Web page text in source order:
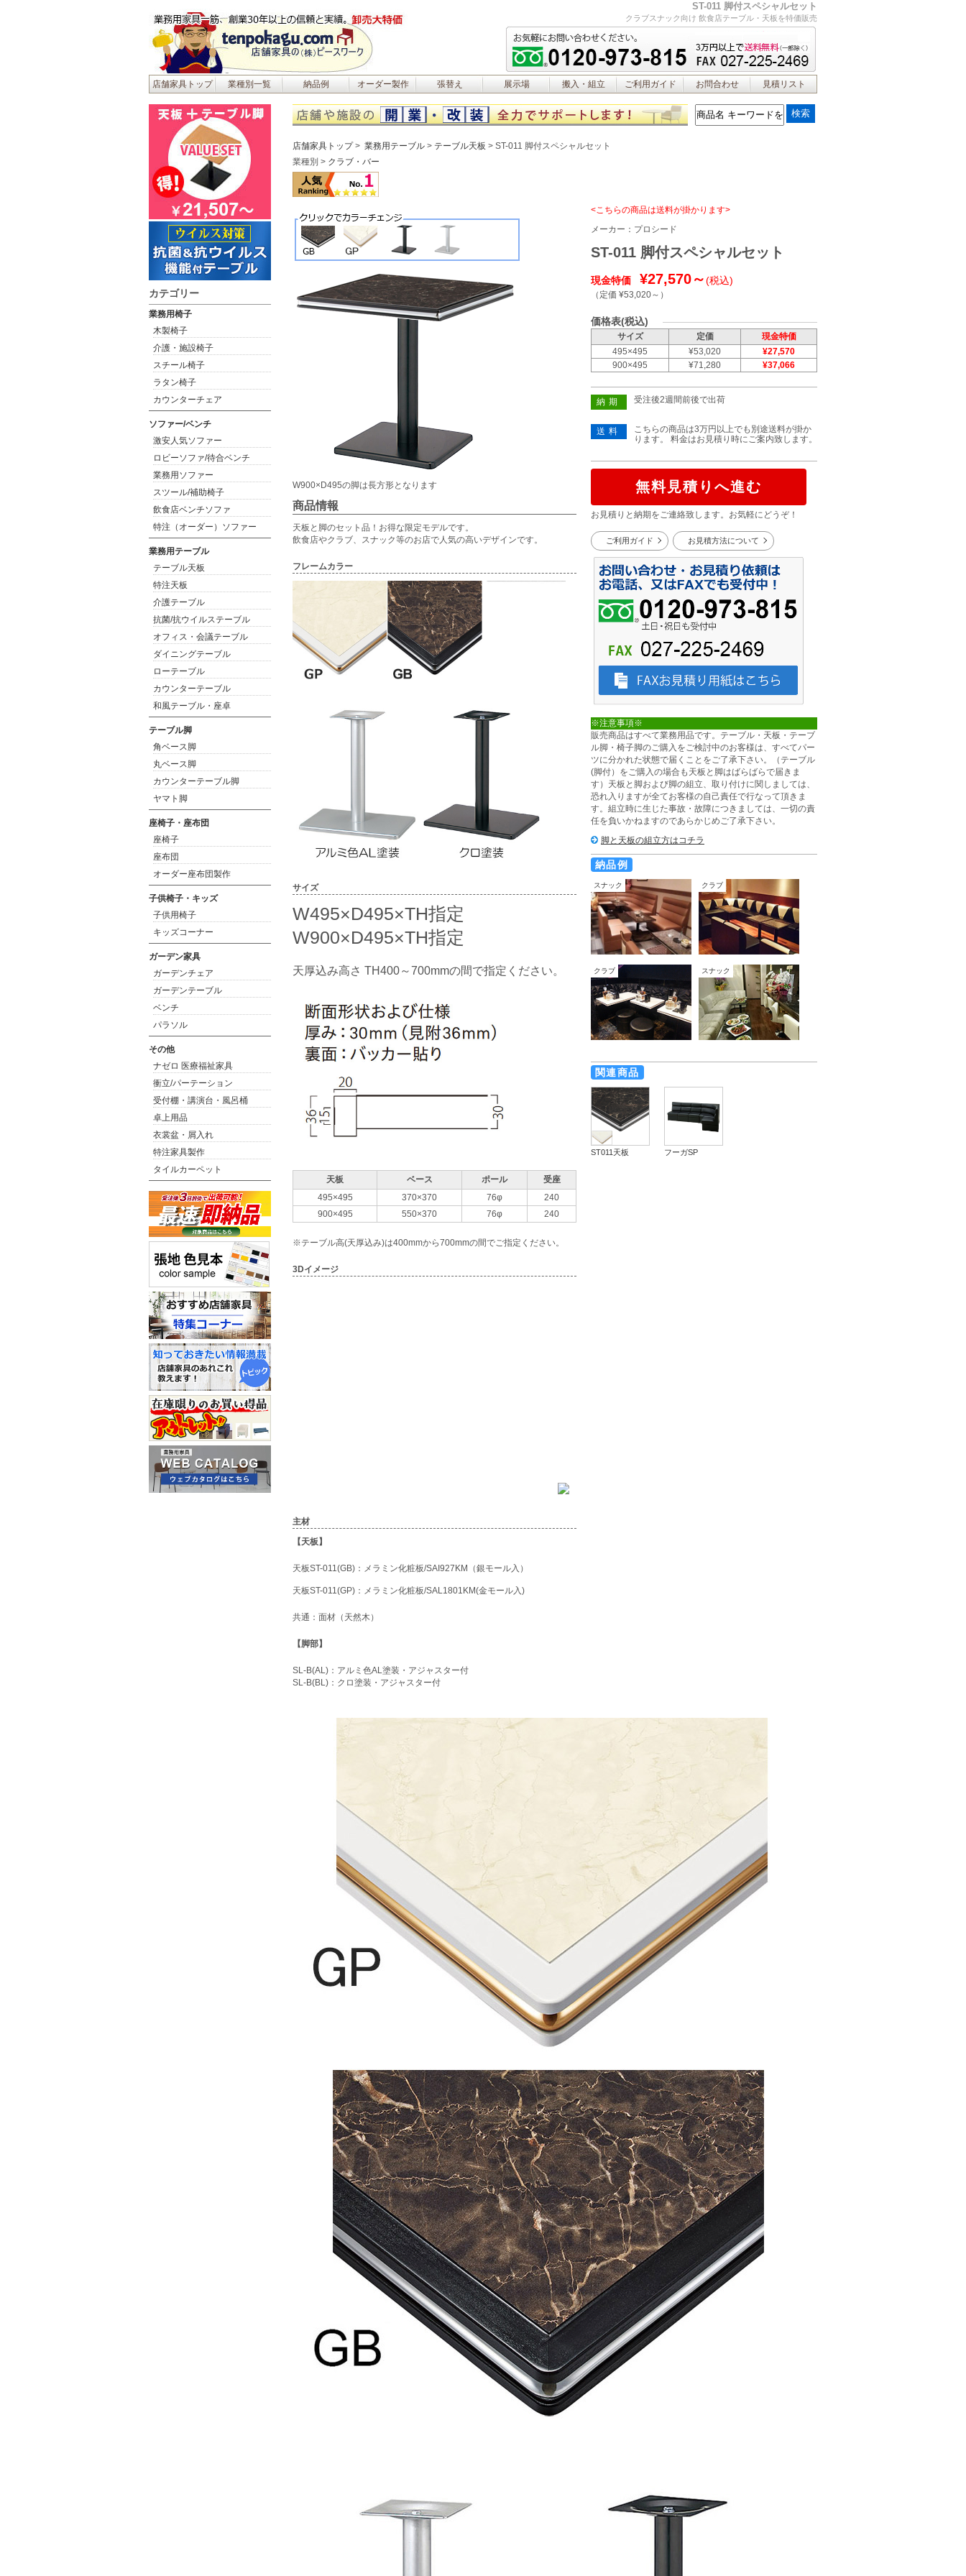
ST-011 脚付スペシャルセット
クラブスナック向け 飲食店テーブル・天板を特価販売
店舗家具トップ 業種別一覧 納品例 オーダー製作 張替え 展示場 搬入・組立 ご利用ガイド お問合わせ 見積リスト
店舗家具トップ 業務用テーブル テーブル天板
ST-011 脚付スペシャルセット
業種別
クラブ・バー
W900×D495の脚は長方形となります
商品情報
天板と脚のセット品！お得な限定モデルです。
飲食店やクラブ、スナック等のお店で人気の高いデザインです。
フレームカラー
サイズ
W495×D495×TH指定
W900×D495×TH指定
天厚込み高さ TH400～700mmの間で指定ください。
天板 ベース ポール
受座
495×495
370×370 76φ
240
900×495
550×370 76φ 240
※テーブル高(天厚込み)は400mmから700mmの間でご指定ください。
3Dイメージ
主材
【天板】
天板ST-011(GB) ：メラミン化粧板/SAI927KM（銀モール入）
天板ST-011(GP) ：メラミン化粧板/SAL1801KM(金モール入)
共通：面材（天然木）
【脚部】
SL-B(AL)：アルミ色AL塗装・アジャスター付
SL-B(BL)：クロ塗装・アジャスター付
<こちらの商品は送料が掛かります>
メーカー： プロシード
ST-011 脚付スペシャルセット
現金特価 ¥27,570～(税込)
（定価 ¥53,020～ ）
価格表(税込)
サイズ 定価
現金特価
495×495
¥53,020
¥27,570
900×495
¥71,280 ¥37,066
納期 受注後2週間前後で出荷
送料
こちらの商品は3万円以上でも別途送料が掛か
ります。 料金はお見積り時にご案内致します。
無料見積りへ進む
お見積りと納期をご連絡致します。お気軽にどうぞ！
ご利用ガイド お見積方法について
※注意事項※
販売商品はすべて業務用品です。テーブル・天板・テーブ
ル脚・椅子脚のご購入をご検討中のお客様は、すべてパー
ツに分かれた状態で届くことをご了承下さい。（テーブル
(脚付）をご購入の場合も天板と脚はばらばらで届きま
す）天板と脚および脚の組立、取り付けに関しましては、
恐れ入りますが全てお客様の自己責任で行なって頂きま
す。組立時に生じた事故・故障につきましては、一切の責
任を負いかねますのであらかじめご了承下さい。
脚と天板の組立方はコチラ
納品例
スナック クラブ
クラブ スナック
関連商品
ST011天板 フーガSP
カテゴリー
業務用椅子
木製椅子
介護・施設椅子
スチール椅子
ラタン椅子
カウンターチェア
ソファー/ベンチ
激安人気ソファー
ロビーソファ/待合ベンチ
業務用ソファー
スツール/補助椅子
飲食店ベンチソファ
特注（オーダー）ソファー
業務用テーブル
テーブル天板
特注天板
介護テーブル
抗菌/抗ウイルステーブル
オフィス・会議テーブル
ダイニングテーブル
ローテーブル
カウンターテーブル
和風テーブル・座卓
テーブル脚
角ベース脚
丸ベース脚
カウンターテーブル脚
ヤマト脚
座椅子・座布団
座椅子
座布団
オーダー座布団製作
子供椅子・キッズ
子供用椅子
キッズコーナー
ガーデン家具
ガーデンチェア
ガーデンテーブル
ベンチ
パラソル
その他
ナゼロ 医療福祉家具
衝立/パーテーション
受付棚・講演台・風呂桶
卓上用品
衣裳盆・屑入れ
特注家具製作
タイルカーペット